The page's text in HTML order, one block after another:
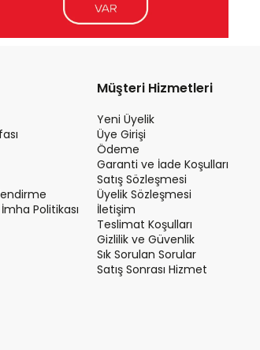
Politikası
Müşteri Hizmetleri
Yeni Üyelik
Üye Girişi
Ödeme
Garanti ve İade Koşulları
Satış Sözleşmesi
Üyelik Sözleşmesi
İletişim
Teslimat Koşulları
Gizlilik ve Güvenlik
Sık Sorulan Sorular
Satış Sonrası Hizmet